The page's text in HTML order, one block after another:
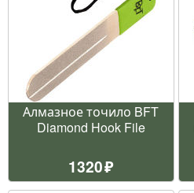
Алмазное точило BFT
Diamond Hook File
1320